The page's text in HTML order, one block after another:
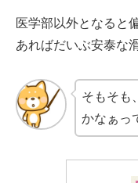
医学部以外となると
あればだいぶ安泰な
そもそも
かなぁっ